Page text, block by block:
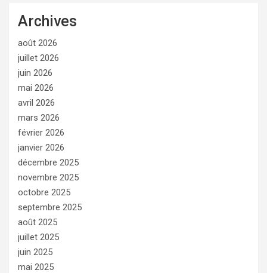
Archives
août 2026
juillet 2026
juin 2026
mai 2026
avril 2026
mars 2026
février 2026
janvier 2026
décembre 2025
novembre 2025
octobre 2025
septembre 2025
août 2025
juillet 2025
juin 2025
mai 2025